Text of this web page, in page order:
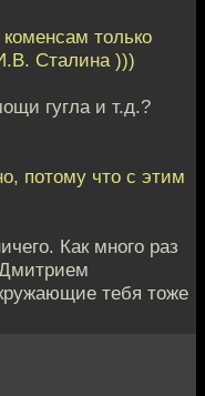
только
Сталина )))
гугла и т.д.?
потому что с этим
Как много раз
тебя тоже